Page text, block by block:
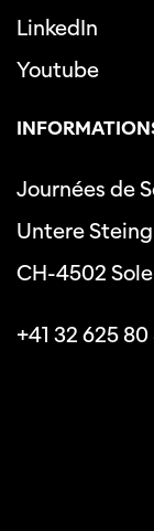
LinkedIn
Youtube
Journées de
Untere
CH-4502
+41 32 625